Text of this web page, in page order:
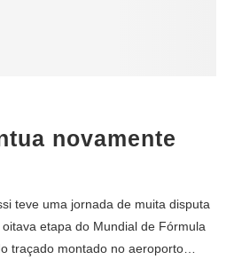
novamente
teve uma jornada de muita disputa
etapa do Mundial de Fórmula
traçado montado no aeroporto…